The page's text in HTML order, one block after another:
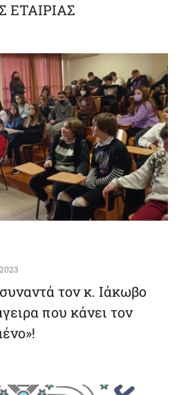
τον κ. Ιάκωβο
που κάνει τον